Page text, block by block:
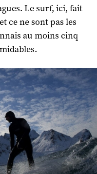
Le surf, ici, fait
ce ne sont pas les
au moins cinq